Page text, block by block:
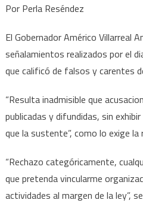
Por Perla Reséndez
El Gobernador Américo Villarreal
señalamientos realizados por el
que calificó de falsos y carentes
“Resulta inadmisible que
publicadas y difundidas, sin
que la sustente”, como lo exige
“Rechazo categóricamente,
que pretenda vincularme
actividades al margen de la ley”,